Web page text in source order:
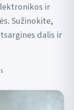
ir
Sužinokite,
dalis ir